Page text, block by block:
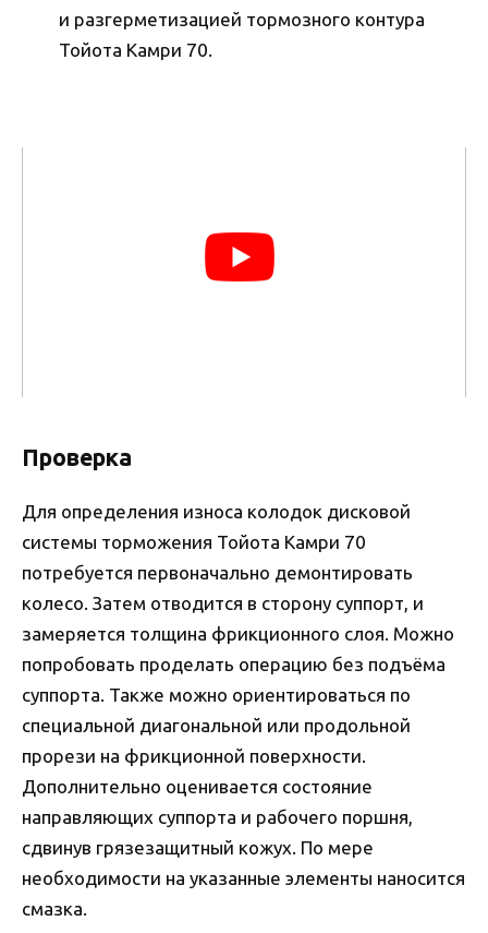
и разгерметизацией тормозного контура
Тойота Камри 70.
Проверка
Для определения износа колодок дисковой
системы торможения Тойота Камри 70
потребуется первоначально демонтировать
колесо. Затем отводится в сторону суппорт, и
замеряется толщина фрикционного слоя. Можно
попробовать проделать операцию без подъёма
суппорта. Также можно ориентироваться по
специальной диагональной или продольной
прорези на фрикционной поверхности.
Дополнительно оценивается состояние
направляющих суппорта и рабочего поршня,
сдвинув грязезащитный кожух. По мере
необходимости на указанные элементы наносится
смазка.